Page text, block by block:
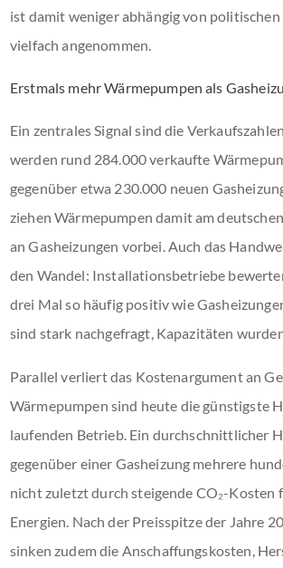
ist damit weniger abhängig von politischen
vielfach angenommen.
Erstmals mehr Wärmepumpen als
Ein zentrales Signal sind die
werden rund 284.000 verkaufte
gegenüber etwa 230.000 neuen
ziehen Wärmepumpen damit am
an Gasheizungen vorbei. Auch das
den Wandel: Installationsbetriebe
drei Mal so häufig positiv wie
sind stark nachgefragt, Kapazitäten
Parallel verliert das Kostenargument an
Wärmepumpen sind heute die günstigste
laufenden Betrieb. Ein durchschnittlicher
gegenüber einer Gasheizung mehrere
nicht zuletzt durch steigende CO₂-Kosten
Energien. Nach der Preisspitze der Jahre
sinken zudem die Anschaffungskosten,